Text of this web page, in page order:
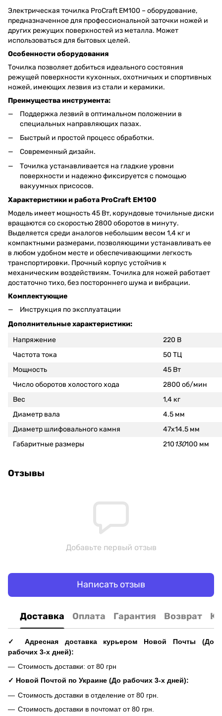
Электрическая точилка ProCraft EM100 – оборудование,
предназначенное для профессиональной заточки ножей и
других режущих поверхностей из металла. Может
использоваться для бытовых целей.
Особенности оборудования
Точилка позволяет добиться идеального состояния
режущей поверхности кухонных, охотничьих и спортивных
ножей, имеющих лезвия из стали и керамики.
Преимущества инструмента:
Поддержка лезвий в оптимальном положении в
специальных направляющих пазах.
Быстрый и простой процесс обработки.
Современный дизайн.
Точилка устанавливается на гладкие уровни
поверхности и надежно фиксируется с помощью
вакуумных присосов.
Характеристики и работа ProCraft EM100
Модель имеет мощность 45 Вт, корундовые точильные диски
вращаются со скоростью 2800 оборотов в минуту.
Выделяется среди аналогов небольшим весом 1,4 кг и
компактными размерами, позволяющими устанавливать ее
в любом удобном месте и обеспечивающими легкость
транспортировки. Прочный корпус устойчив к
механическим воздействиям. Точилка для ножей работает
достаточно тихо, без постороннего шума и вибрации.
Комплектующие
Инструкция по эксплуатации
Дополнительные характеристики:
Напряжение
220 В
Частота тока
50 ТЦ
Мощность
45 Вт
Число оборотов холостого хода
2800 об/мин
Вес
1,4 кг
Диаметр вала
4.5 мм
Диаметр шлифовального камня
47х14.5 мм
Габаритные размеры
210130100 мм
Отзывы
Добавьте первый отзыв
Написать отзыв
Доставка Оплата Гарантия Возврат
✓ Адресная доставка курьером Новой Почты (До
рабочих 3-х дней):
Стоимость доставки: от 80 грн
✓ Новой Почтой по Украине (До рабочих 3-х дней):
Стоимость доставки в отделение от 80 грн.
Стоимость доставки в почтомат от 80 грн.